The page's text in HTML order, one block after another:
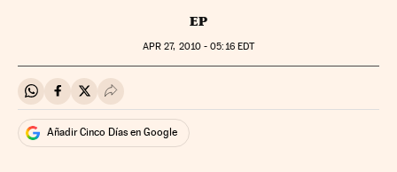
EP
APR 27, 2010 - 05:16EDT
Compartir en Whatsapp
Compartir en Facebook
Compartir en Twitter
Desplegar Redes Sociales
Añadir Cinco Días en Google